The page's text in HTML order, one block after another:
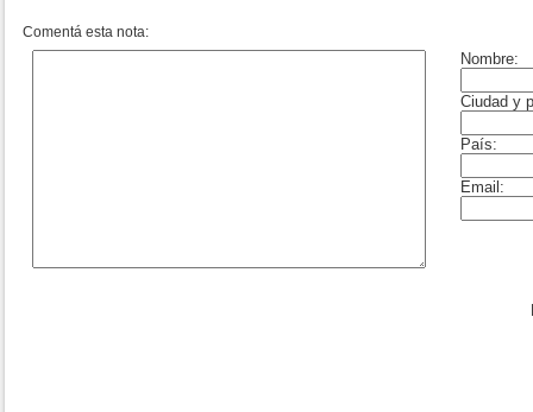
Comentá esta nota: